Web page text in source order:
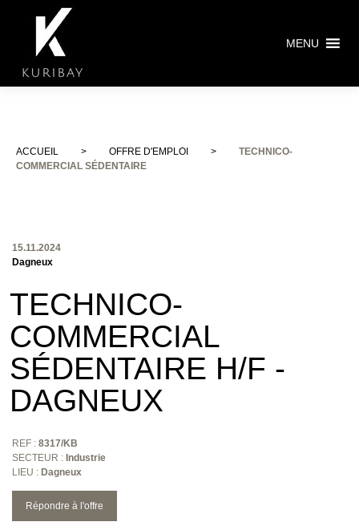
MENU
ACCUEIL > OFFRE D'EMPLOI >
TECHNICO-
COMMERCIAL SÉDENTAIRE
15.11.2024
Dagneux
TECHNICO-
COMMERCIAL
SÉDENTAIRE H/F -
DAGNEUX
REF : 8317/KB
SECTEUR : Industrie
LIEU : Dagneux
Répondre à l'offre